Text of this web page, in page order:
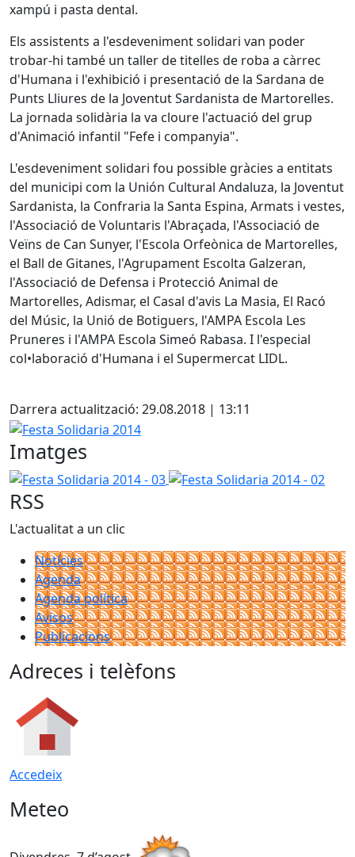
xampú i pasta dental.
Els assistents a l'esdeveniment solidari van poder
trobar-hi també un taller de titelles de roba a càrrec
d'Humana i l'exhibició i presentació de la Sardana de
Punts Lliures de la Joventut Sardanista de Martorelles.
La jornada solidària la va cloure l'actuació del grup
d'Animació infantil "Fefe i companyia".
L'esdeveniment solidari fou possible gràcies a entitats
del municipi com la Unión Cultural Andaluza, la Joventut
Sardanista, la Confraria la Santa Espina, Armats i vestes,
l'Associació de Voluntaris l'Abraçada, l'Associació de
Veïns de Can Sunyer, l'Escola Orfeònica de Martorelles,
el Ball de Gitanes, l'Agrupament Escolta Galzeran,
l'Associació de Defensa i Protecció Animal de
Martorelles, Adismar, el Casal d'avis La Masia, El Racó
del Músic, la Unió de Botiguers, l'AMPA Escola Les
Pruneres i l'AMPA Escola Simeó Rabasa. I l'especial
col•laboració d'Humana i el Supermercat LIDL.
Darrera actualització: 29.08.2018 | 13:11
Festa Solidaria 2014
Imatges
Festa Solidaria 2014 - 03 Festa Solidaria 2014 - 02
RSS
L'actualitat a un clic
Notícies
Agenda
Agenda política
Avisos
Publicacions
Adreces i telèfons
Accedeix
Meteo